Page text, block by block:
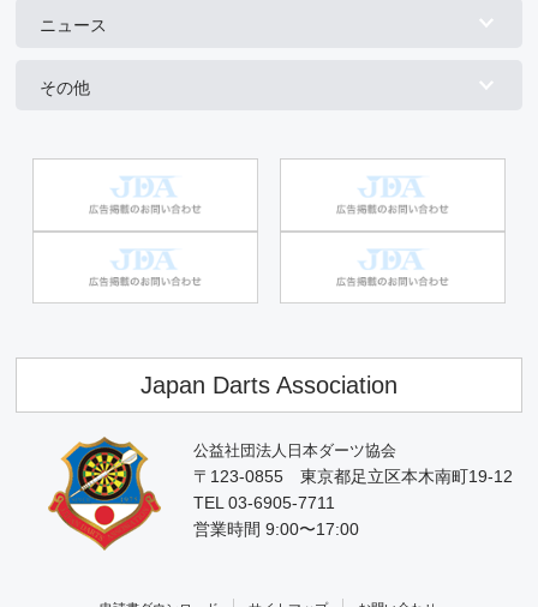
ニュース
その他
Japan Darts Association
公益社団法人日本ダーツ協会
〒123-0855 東京都足立区本木南町19-12
TEL 03-6905-7711
営業時間 9:00〜17:00